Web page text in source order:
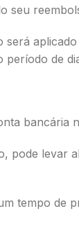
seu
período de
bancária
pode levar
tempo de